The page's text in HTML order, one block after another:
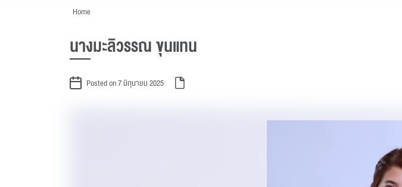
Home
นางมะลิวรรณ ขุนแทน
Posted on 7 มิถุนายน 2025